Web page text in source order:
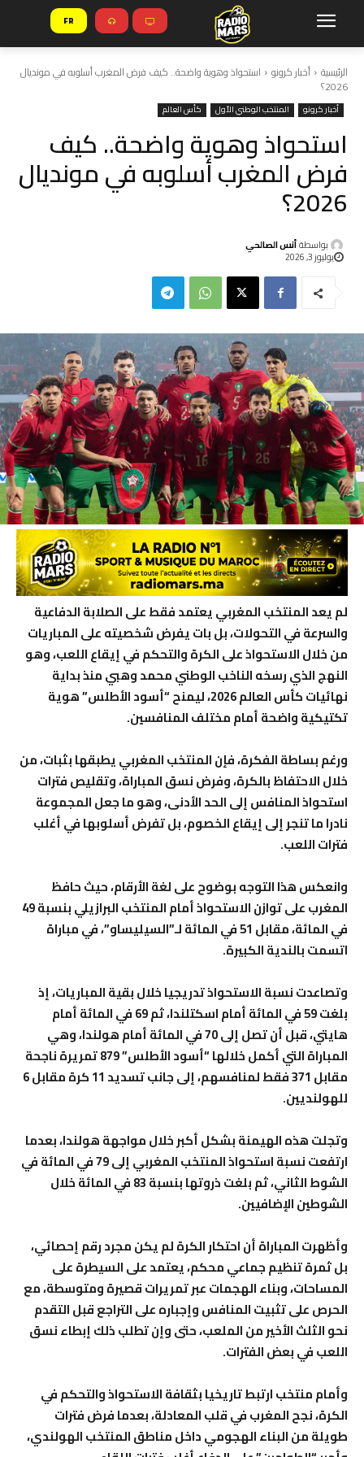
FR
الرئيسية أخبار كرونو استحواذ وهوية واضحة.. كيف فرض المغرب أسلوبه في مونديال
2026؟
أخبار كرونو المنتخب الوطني الأول كأس العالم
استحواذ وهوية واضحة.. كيف
فرض المغرب أسلوبه في مونديال
2026؟
بواسطةأنس الصالحي
يوليوز 3, 2026
لم يعد المنتخب المغربي يعتمد فقط على الصلابة الدفاعية
والسرعة في التحولات، بل بات يفرض شخصيته على المباريات
من خلال الاستحواذ على الكرة والتحكم في إيقاع اللعب، وهو
النهج الذي رسخه الناخب الوطني محمد وهبي منذ بداية
نهائيات كأس العالم 2026، ليمنح “أسود الأطلس” هوية
تكتيكية واضحة أمام مختلف المنافسين.
ورغم بساطة الفكرة، فإن المنتخب المغربي يطبقها بثبات، من
خلال الاحتفاظ بالكرة، وفرض نسق المباراة، وتقليص فترات
استحواذ المنافس إلى الحد الأدنى، وهو ما جعل المجموعة
نادرا ما تنجر إلى إيقاع الخصوم، بل تفرض أسلوبها في أغلب
فترات اللعب.
وانعكس هذا التوجه بوضوح على لغة الأرقام، حيث حافظ
المغرب على توازن الاستحواذ أمام المنتخب البرازيلي بنسبة 49
في المائة، مقابل 51 في المائة لـ”السيليساو”، في مباراة
اتسمت بالندية الكبيرة.
وتصاعدت نسبة الاستحواذ تدريجيا خلال بقية المباريات، إذ
بلغت 59 في المائة أمام اسكتلندا، ثم 69 في المائة أمام
هايتي، قبل أن تصل إلى 70 في المائة أمام هولندا، وهي
المباراة التي أكمل خلالها “أسود الأطلس” 879 تمريرة ناجحة
مقابل 371 فقط لمنافسهم، إلى جانب تسديد 11 كرة مقابل 6
للهولنديين.
وتجلت هذه الهيمنة بشكل أكبر خلال مواجهة هولندا، بعدما
ارتفعت نسبة استحواذ المنتخب المغربي إلى 79 في المائة في
الشوط الثاني، ثم بلغت ذروتها بنسبة 83 في المائة خلال
الشوطين الإضافيين.
وأظهرت المباراة أن احتكار الكرة لم يكن مجرد رقم إحصائي،
بل ثمرة تنظيم جماعي محكم، يعتمد على السيطرة على
المساحات، وبناء الهجمات عبر تمريرات قصيرة ومتوسطة، مع
الحرص على تثبيت المنافس وإجباره على التراجع قبل التقدم
نحو الثلث الأخير من الملعب، حتى وإن تطلب ذلك إبطاء نسق
اللعب في بعض الفترات.
وأمام منتخب ارتبط تاريخيا بثقافة الاستحواذ والتحكم في
الكرة، نجح المغرب في قلب المعادلة، بعدما فرض فترات
طويلة من البناء الهجومي داخل مناطق المنتخب الهولندي،